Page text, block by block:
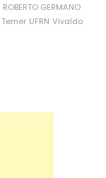
ROBERTO GERMANO
Temer UFRN Vivaldo